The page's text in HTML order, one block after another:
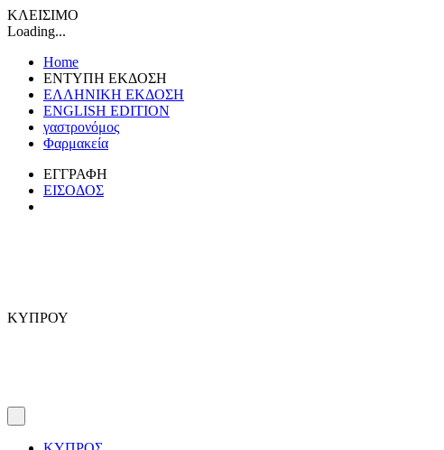
ΚΛΕΙΣΙΜΟ
Loading...
Home
ΕΝΤΥΠΗ ΕΚΔΟΣΗ
ΕΛΛΗΝΙΚΗ ΕΚΔΟΣΗ
ENGLISH EDITION
γαστρονόμος
Φαρμακεία
ΕΓΓΡΑΦΗ
ΕΙΣΟΔΟΣ
ΚΥΠΡΟΥ